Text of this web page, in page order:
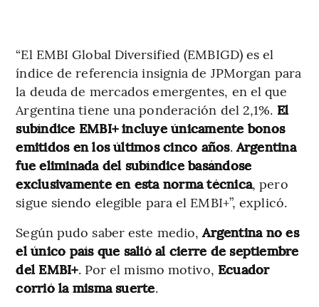
“El EMBI Global Diversified (EMBIGD) es el
índice de referencia insignia de JPMorgan para
la deuda de mercados emergentes, en el que
Argentina tiene una ponderación del 2,1%. El
subíndice EMBI+ incluye únicamente bonos
emitidos en los últimos cinco años.Argentina
fue eliminada del subíndice basándose
exclusivamente en esta norma técnica, pero
sigue siendo elegible para el EMBI+”, explicó.
Según pudo saber este medio,Argentina no es
el único país que salió al cierre de septiembre
del EMBI+. Por el mismo motivo, Ecuador
corrió la misma suerte.